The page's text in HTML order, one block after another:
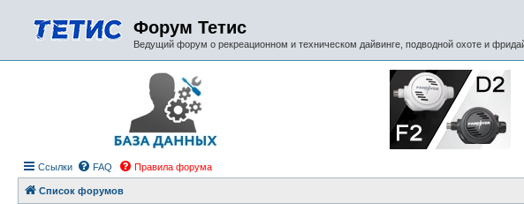
Форум Тетис
Ведущий форум о рекреационном и техническом дайвинге, подводной охоте и
Ссылки FAQ Правила форума
Список форумов